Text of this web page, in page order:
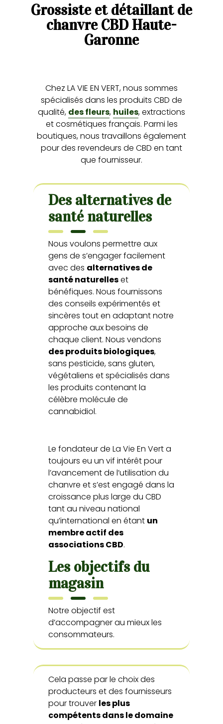
Grossiste et détaillant de
chanvre CBD Haute-
Garonne
Chez LA VIE EN VERT, nous sommes
spécialisés dans les produits CBD de
qualité, des fleurs, huiles, extractions
et cosmétiques français. Parmi les
boutiques, nous travaillons également
pour des revendeurs de CBD en tant
que fournisseur.
Des alternatives de
santé naturelles
Nous voulons permettre aux
gens de s’engager facilement
avec des alternatives de
santé naturelleset
bénéfiques. Nous fournissons
des conseils expérimentés et
sincères tout en adaptant notre
approche aux besoins de
chaque client. Nous vendons
des produits biologiques,
sans pesticide, sans gluten,
végétaliens et spécialisés dans
les produits contenant la
célèbre molécule de
cannabidiol.
Le fondateur de La Vie En Vert a
toujours eu un vif intérêt pour
l’avancement de l’utilisation du
chanvre et s’est engagé dans la
croissance plus large du CBD
tant au niveau national
qu’international en étant un
membre actif des
associations CBD.
Les objectifs du
magasin
Notre objectif est
d’accompagner au mieux les
consommateurs.
Cela passe par le choix des
producteurs et des fournisseurs
pour trouver les plus
compétents dans le domaine